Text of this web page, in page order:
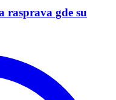
rasprava gde su